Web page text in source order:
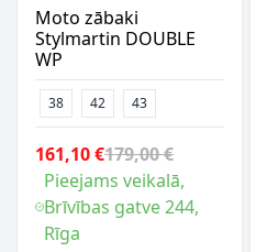
Moto zābaki
Stylmartin DOUBLE
WP
38 42 43
161,10 €179,00 €
Pieejams veikalā,
Brīvības gatve 244,
Rīga